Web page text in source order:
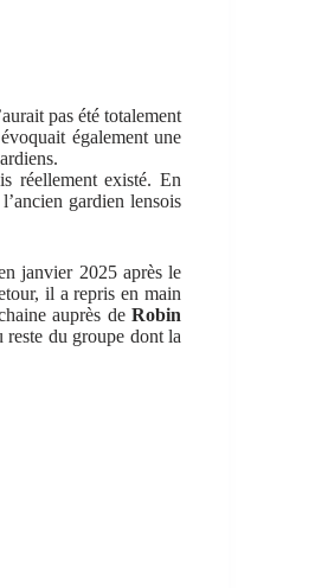
pas été totalement
également une
réellement existé. En
gardien lensois
janvier 2025 après le
il a repris en main
auprès de Robin
reste du groupe dont la